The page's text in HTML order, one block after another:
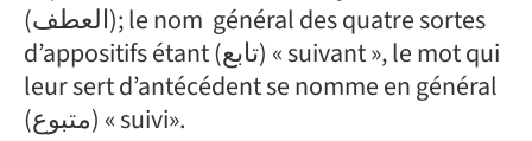
(العطف); le nom général des quatre sortes
d’appositifs étant (تابع) « suivant », le mot qui
leur sert d’antécédent se nomme en général
(متبوع) « suivi».